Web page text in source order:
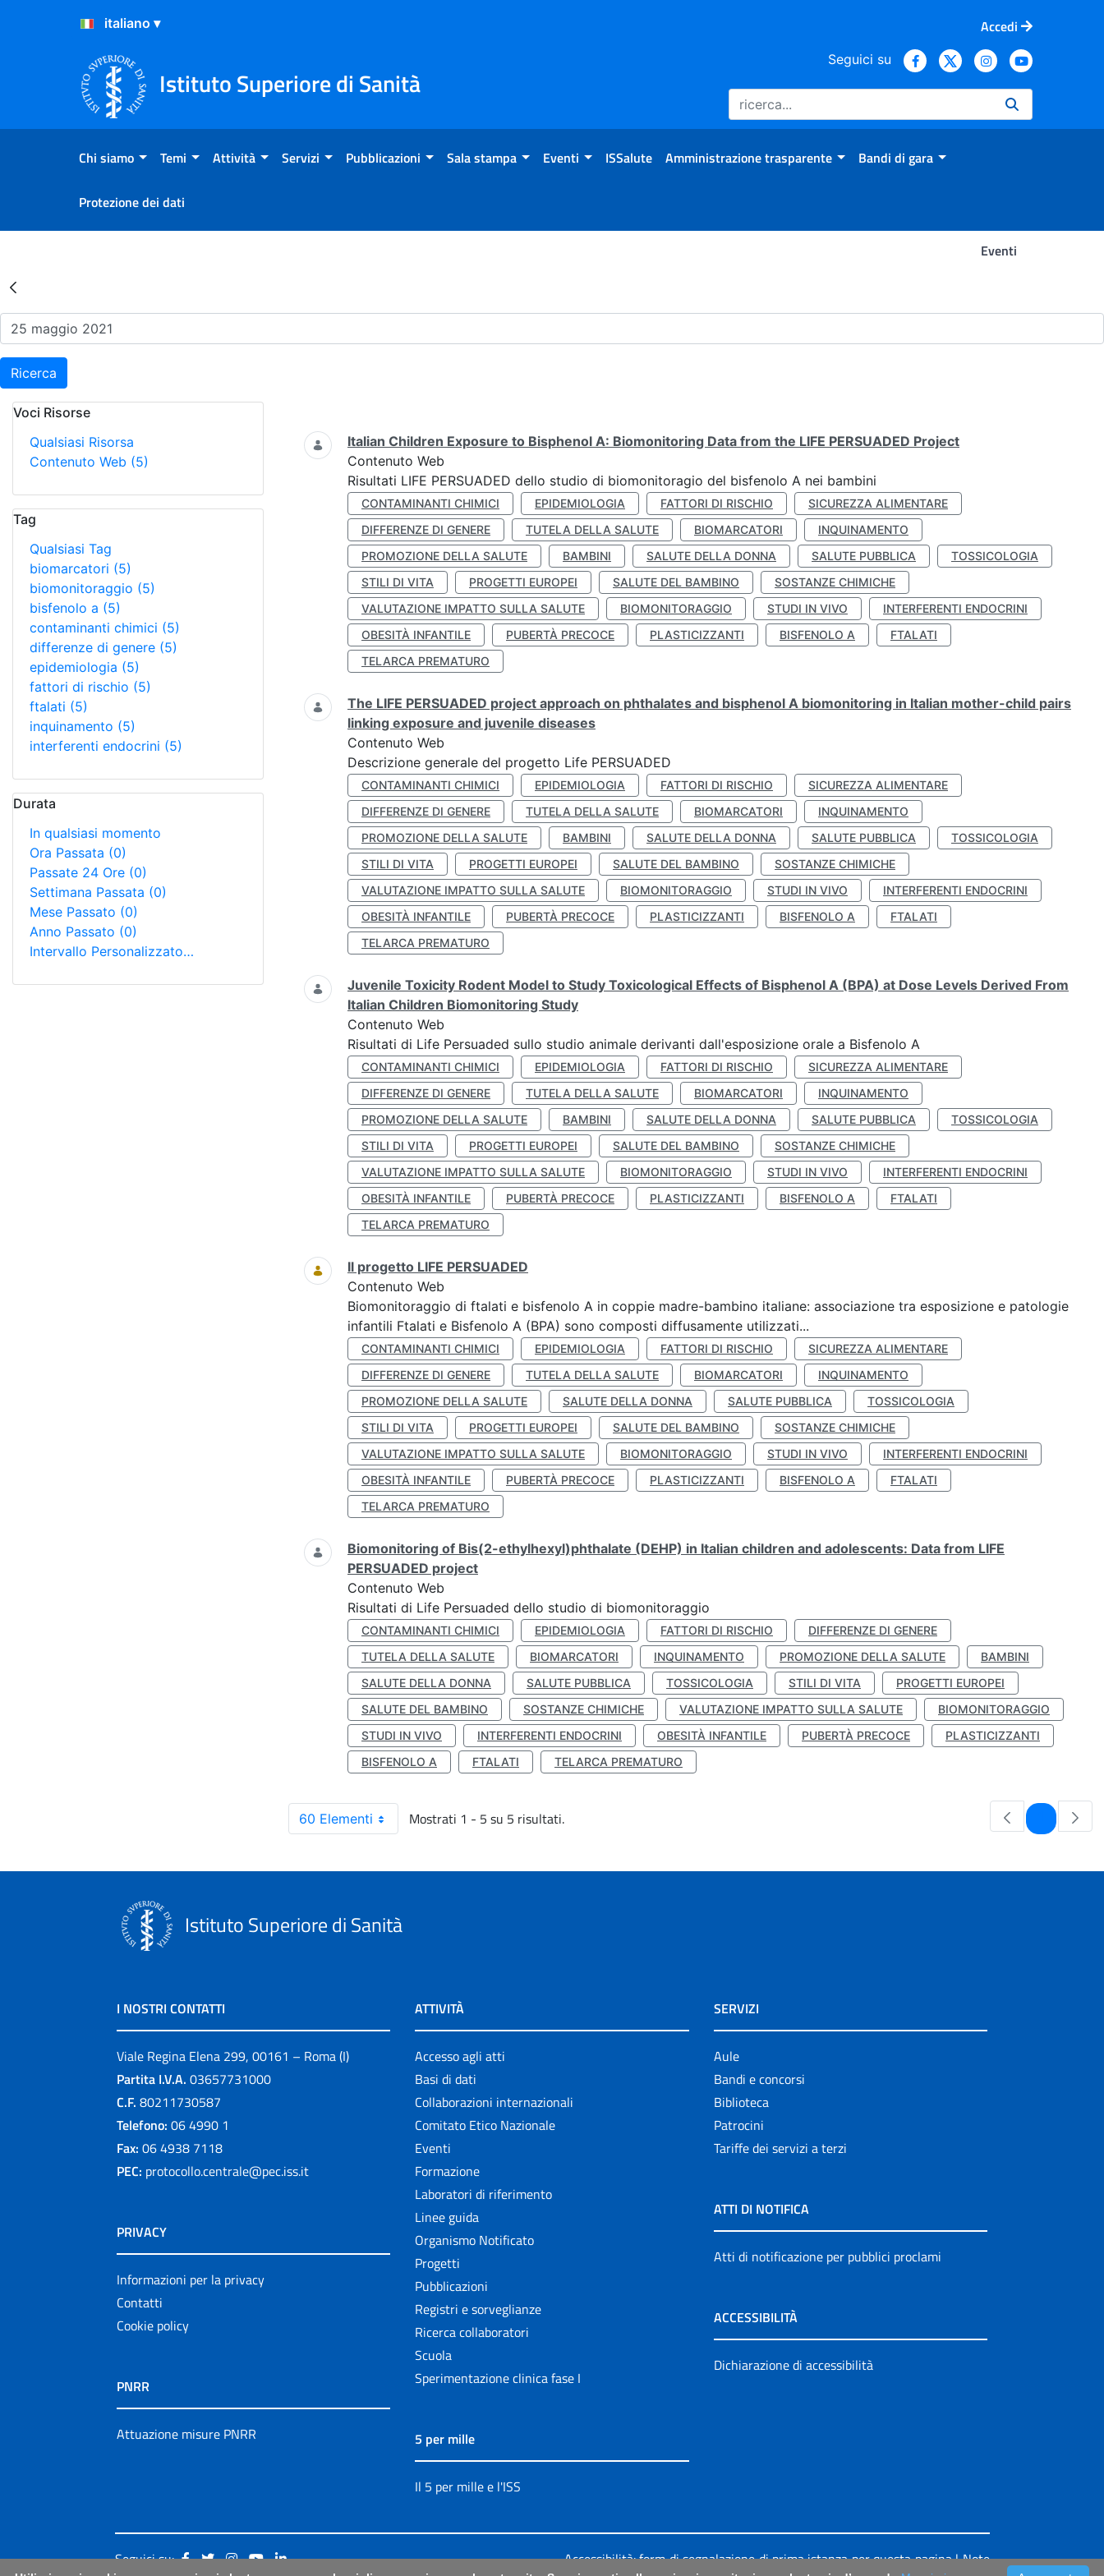
Salta al Contenuto
Salta al Footer
Accedi
Istituto Superiore di Sanità
Seguici su
Chi siamo Temi Attività Servizi Pubblicazioni Sala stampa Eventi ISSalute Amministrazione trasparente Bandi di gara
Protezione dei dati
Eventi
Risultati della Ricerca - Eventi
Ricerca
Voci Risorse
Qualsiasi Risorsa
Contenuto Web (5)
Tag
Qualsiasi Tag
biomarcatori (5)
biomonitoraggio (5)
bisfenolo a (5)
contaminanti chimici (5)
differenze di genere (5)
epidemiologia (5)
fattori di rischio (5)
ftalati (5)
inquinamento (5)
interferenti endocrini (5)
Durata
In qualsiasi momento
Ora Passata (0)
Passate 24 Ore (0)
Settimana Passata (0)
Mese Passato (0)
Anno Passato (0)
Intervallo Personalizzato…
Ricerca
Italian Children Exposure to Bisphenol A: Biomonitoring Data from the LIFE PERSUADED Project
Contenuto Web
Risultati LIFE PERSUADED dello studio di biomonitoragio del bisfenolo A nei bambini
CONTAMINANTI CHIMICI EPIDEMIOLOGIA FATTORI DI RISCHIO
SICUREZZA ALIMENTARE
DIFFERENZE DI GENERE
TUTELA DELLA SALUTE BIOMARCATORI
INQUINAMENTO
PROMOZIONE DELLA SALUTE
BAMBINI SALUTE DELLA DONNA SALUTE PUBBLICA
TOSSICOLOGIA
STILI DI VITA
PROGETTI EUROPEI SALUTE DEL BAMBINO
SOSTANZE CHIMICHE
VALUTAZIONE IMPATTO SULLA SALUTE
BIOMONITORAGGIO STUDI IN VIVO
INTERFERENTI ENDOCRINI
OBESITÀ INFANTILE
PUBERTÀ PRECOCE PLASTICIZZANTI BISFENOLO A
FTALATI
TELARCA PREMATURO
The LIFE PERSUADED project approach on phthalates and bisphenol A biomonitoring in Italian mother-child pairs
linking exposure and juvenile diseases
Contenuto Web
Descrizione generale del progetto Life PERSUADED
CONTAMINANTI CHIMICI EPIDEMIOLOGIA FATTORI DI RISCHIO
SICUREZZA ALIMENTARE
DIFFERENZE DI GENERE
TUTELA DELLA SALUTE BIOMARCATORI
INQUINAMENTO
PROMOZIONE DELLA SALUTE
BAMBINI SALUTE DELLA DONNA SALUTE PUBBLICA
TOSSICOLOGIA
STILI DI VITA
PROGETTI EUROPEI SALUTE DEL BAMBINO
SOSTANZE CHIMICHE
VALUTAZIONE IMPATTO SULLA SALUTE
BIOMONITORAGGIO STUDI IN VIVO
INTERFERENTI ENDOCRINI
OBESITÀ INFANTILE
PUBERTÀ PRECOCE PLASTICIZZANTI BISFENOLO A
FTALATI
TELARCA PREMATURO
Juvenile Toxicity Rodent Model to Study Toxicological Effects of Bisphenol A (BPA) at Dose Levels Derived From
Italian Children Biomonitoring Study
Contenuto Web
Risultati di Life Persuaded sullo studio animale derivanti dall'esposizione orale a Bisfenolo A
CONTAMINANTI CHIMICI EPIDEMIOLOGIA FATTORI DI RISCHIO
SICUREZZA ALIMENTARE
DIFFERENZE DI GENERE
TUTELA DELLA SALUTE BIOMARCATORI
INQUINAMENTO
PROMOZIONE DELLA SALUTE
BAMBINI SALUTE DELLA DONNA SALUTE PUBBLICA
TOSSICOLOGIA
STILI DI VITA
PROGETTI EUROPEI SALUTE DEL BAMBINO
SOSTANZE CHIMICHE
VALUTAZIONE IMPATTO SULLA SALUTE
BIOMONITORAGGIO STUDI IN VIVO
INTERFERENTI ENDOCRINI
OBESITÀ INFANTILE
PUBERTÀ PRECOCE PLASTICIZZANTI BISFENOLO A
FTALATI
TELARCA PREMATURO
Il progetto LIFE PERSUADED
Contenuto Web
Biomonitoraggio di ftalati e bisfenolo A in coppie madre-bambino italiane: associazione tra esposizione e patologie
infantili Ftalati e Bisfenolo A (BPA) sono composti diffusamente utilizzati...
CONTAMINANTI CHIMICI EPIDEMIOLOGIA FATTORI DI RISCHIO
SICUREZZA ALIMENTARE
DIFFERENZE DI GENERE
TUTELA DELLA SALUTE BIOMARCATORI
INQUINAMENTO
PROMOZIONE DELLA SALUTE
SALUTE DELLA DONNA SALUTE PUBBLICA
TOSSICOLOGIA
STILI DI VITA
PROGETTI EUROPEI SALUTE DEL BAMBINO
SOSTANZE CHIMICHE
VALUTAZIONE IMPATTO SULLA SALUTE
BIOMONITORAGGIO STUDI IN VIVO
INTERFERENTI ENDOCRINI
OBESITÀ INFANTILE
PUBERTÀ PRECOCE PLASTICIZZANTI BISFENOLO A
FTALATI
TELARCA PREMATURO
Biomonitoring of Bis(2-ethylhexyl)phthalate (DEHP) in Italian children and adolescents: Data from LIFE
PERSUADED project
Contenuto Web
Risultati di Life Persuaded dello studio di biomonitoraggio
CONTAMINANTI CHIMICI EPIDEMIOLOGIA FATTORI DI RISCHIO
DIFFERENZE DI GENERE
TUTELA DELLA SALUTE
BIOMARCATORI INQUINAMENTO PROMOZIONE DELLA SALUTE
BAMBINI
SALUTE DELLA DONNA
SALUTE PUBBLICA TOSSICOLOGIA STILI DI VITA
PROGETTI EUROPEI
SALUTE DEL BAMBINO
SOSTANZE CHIMICHE VALUTAZIONE IMPATTO SULLA SALUTE
BIOMONITORAGGIO
STUDI IN VIVO
INTERFERENTI ENDOCRINI OBESITÀ INFANTILE PUBERTÀ PRECOCE
PLASTICIZZANTI
BISFENOLO A
FTALATI TELARCA PREMATURO
60 Elementi Mostrati 1 - 5 su 5 risultati. Pagina
Istituto Superiore di Sanità
I NOSTRI CONTATTI
Viale Regina Elena 299, 00161 – Roma (I)
Partita I.V.A. 03657731000
C.F. 80211730587
Telefono: 06 4990 1
Fax: 06 4938 7118
PEC: protocollo.centrale@pec.iss.it
PRIVACY
Informazioni per la privacy
Contatti
Cookie policy
PNRR
Attuazione misure PNRR
ATTIVITÀ
Accesso agli atti
Basi di dati
Collaborazioni internazionali
Comitato Etico Nazionale
Eventi
Formazione
Laboratori di riferimento
Linee guida
Organismo Notificato
Progetti
Pubblicazioni
Registri e sorveglianze
Ricerca collaboratori
Scuola
Sperimentazione clinica fase I
5 per mille
Il 5 per mille e l'ISS
SERVIZI
Aule
Bandi e concorsi
Biblioteca
Patrocini
Tariffe dei servizi a terzi
ATTI DI NOTIFICA
Atti di notificazione per pubblici proclami
ACCESSIBILITÀ
Dichiarazione di accessibilità
Seguici su: Accessibilità: form di segnalazione di prima istanza per questa pagina|Note